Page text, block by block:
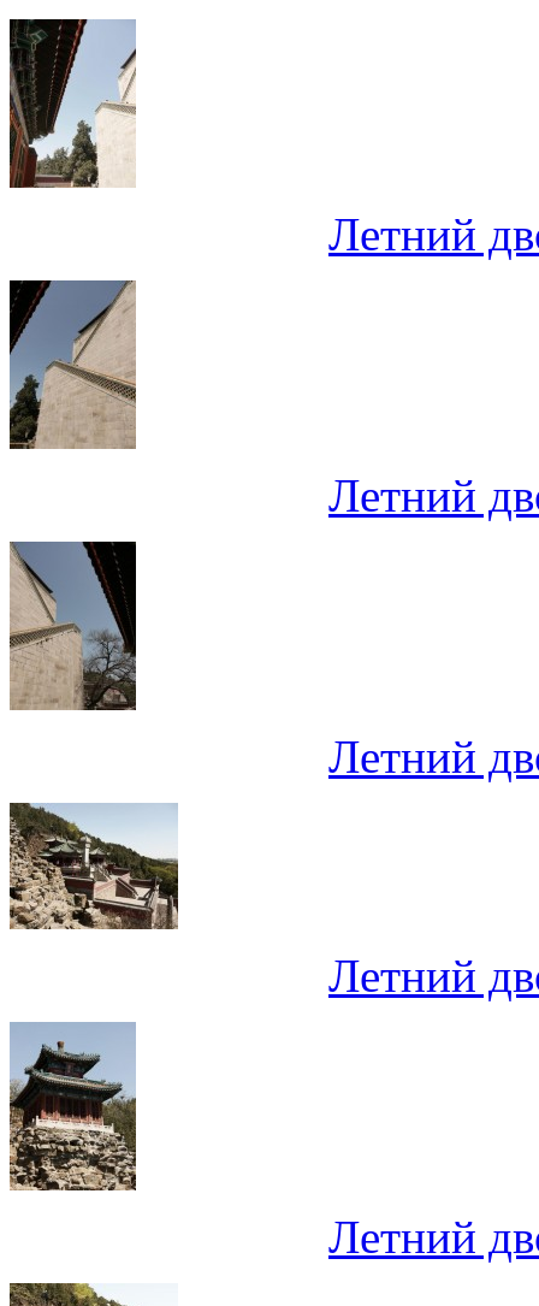
Летний
Летний
Летний
Летний
Летний